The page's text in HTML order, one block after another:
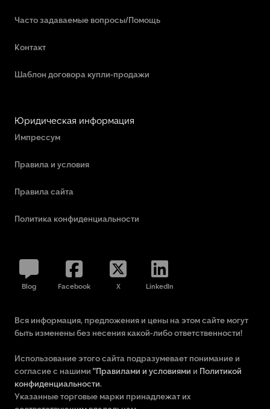
Часто задаваемые вопросы/Помощь
Контакт
Шаблон договора купли-продажи
Юридическая информация
Импрессум
Правила и условия
Правила сайта
Политика конфиденциальности
Blog Facebook X LinkedIn
Вся информация, предложения и цены на этом сайте могут
быть изменены без несения какой-либо ответственности!
Использование этого сайта подразумевает понимание и
согласие с нашими "Правилами и условиями и Политикой
конфиденциальности.
Указанные торговые марки принадлежат их